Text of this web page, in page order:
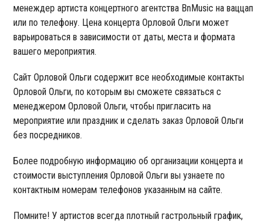
менеждер артиста концертного агентства BnMusic на ваццап
или по телефону. Цена концерта Орловой Ольги может
варьироваться в зависимости от даты, места и формата
вашего мероприятия.
Сайт Орловой Ольги содержит все необходимые контакты
Орловой Ольги, по которым вы сможете связаться с
менеджером Орловой Ольги, чтобы пригласить на
мероприятие или праздник и сделать заказ Орловой Ольги
без посредников.
Более подробную информацию об организации концерта и
стоимости выступления Орловой Ольги вы узнаете по
контактным номерам телефонов указанным на сайте.
Помните! У артистов всегда плотный гастрольный график,